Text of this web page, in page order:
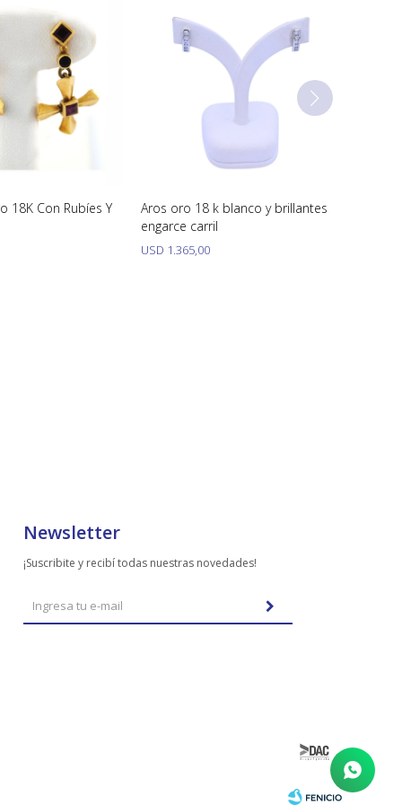
18K Con Rubíes Y
Aros oro 18 k blanco y brillantes
engarce carril
USD 1.365,00
Newsletter
¡Suscribite y recibí todas nuestras novedades!